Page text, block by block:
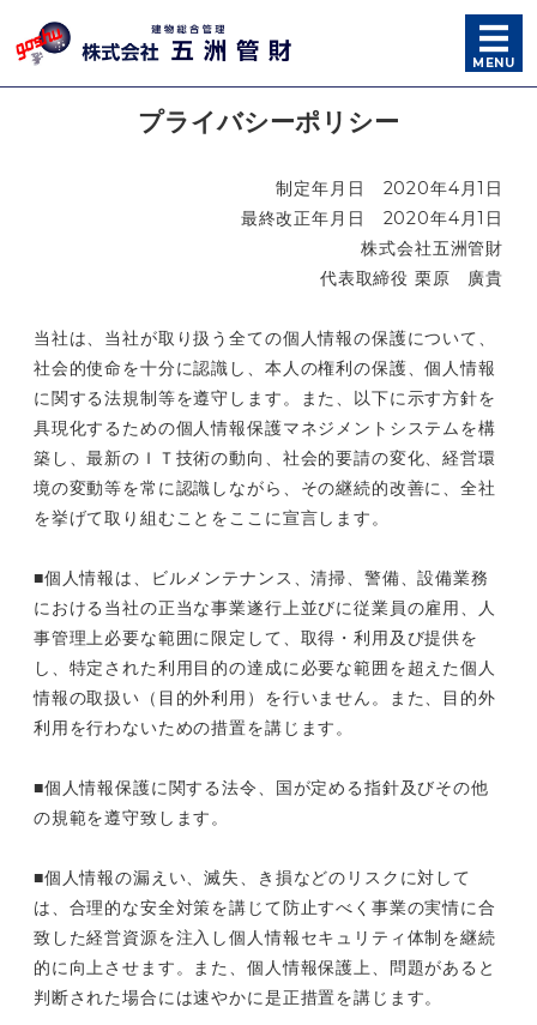
ビルメンテナンス・総合
MENU
お問い合わせ
プライバシーポリシー
制定年月日 2020年4月1日
最終改正年月日 2020年4月1日
株式会社五洲管財
代表取締役 栗原 廣貴
当社は、当社が取り扱う全ての個人情報の保護について、
社会的使命を十分に認識し、本人の権利の保護、個人情報
に関する法規制等を遵守します。また、以下に示す方針を
具現化するための個人情報保護マネジメントシステムを構
築し、最新のＩＴ技術の動向、社会的要請の変化、経営環
境の変動等を常に認識しながら、その継続的改善に、全社
を挙げて取り組むことをここに宣言します。
■個人情報は、ビルメンテナンス、清掃、警備、設備業務
における当社の正当な事業遂行上並びに従業員の雇用、人
事管理上必要な範囲に限定して、取得・利用及び提供を
し、特定された利用目的の達成に必要な範囲を超えた個人
情報の取扱い（目的外利用）を行いません。また、目的外
利用を行わないための措置を講じます。
■個人情報保護に関する法令、国が定める指針及びその他
の規範を遵守致します。
■個人情報の漏えい、滅失、き損などのリスクに対して
は、合理的な安全対策を講じて防止すべく事業の実情に合
致した経営資源を注入し個人情報セキュリティ体制を継続
的に向上させます。また、個人情報保護上、問題があると
判断された場合には速やかに是正措置を講じます。